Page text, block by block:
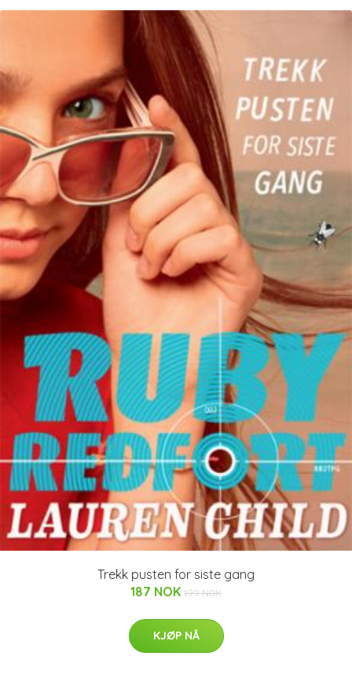
Trekk pusten for siste gang
187 NOK 199 NOK
KJØP NÅ